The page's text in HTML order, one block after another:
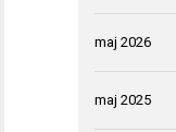
maj 2026
maj 2025